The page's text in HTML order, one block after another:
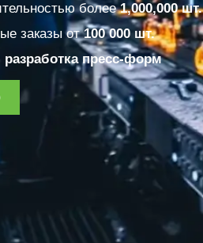
более1,000,000 шт.
заказы от100 000 шт.
разработка пресс-форм